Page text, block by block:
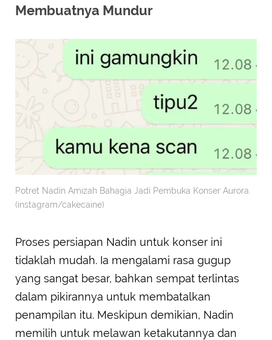
Membuatnya Mundur
Potret Nadin Amizah Bahagia Jadi Pembuka Konser Aurora.
(instagram/cakecaine)
Proses persiapan Nadin untuk konser ini
tidaklah mudah. Ia mengalami rasa gugup
yang sangat besar, bahkan sempat terlintas
dalam pikirannya untuk membatalkan
penampilan itu. Meskipun demikian, Nadin
memilih untuk melawan ketakutannya dan